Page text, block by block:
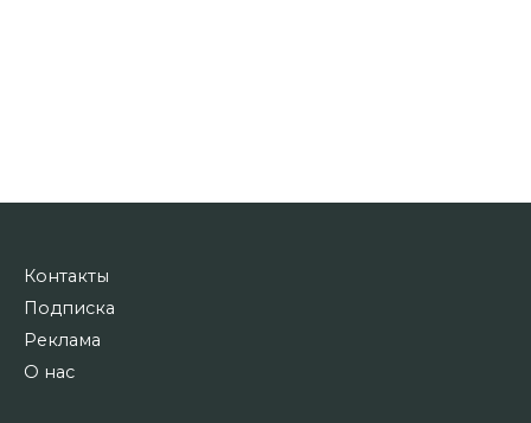
Контакты
Подписка
Реклама
О нас